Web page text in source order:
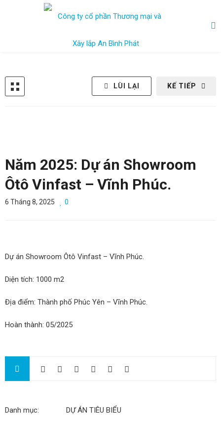
KẾ TIẾP
LÙI LẠI
Năm 2025: Dự án Showroom
Ôtô Vinfast – Vĩnh Phúc.
6 Tháng 8, 2025 0
Dự án Showroom Ôtô Vinfast – Vĩnh Phúc.
Diện tích: 1000 m2
Địa điểm: Thành phố Phúc Yên – Vĩnh Phúc.
Hoàn thành: 05/2025
Danh mục: DỰ ÁN TIÊU BIỂU